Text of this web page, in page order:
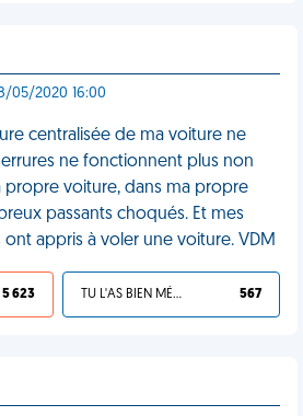
05/2020 16:00
centralisée de ma voiture ne
ne fonctionnent plus non
propre voiture, dans ma propre
passants choqués. Et mes
appris à voler une voiture. VDM
5 623 TU L'AS BIEN MÉRITÉ 567